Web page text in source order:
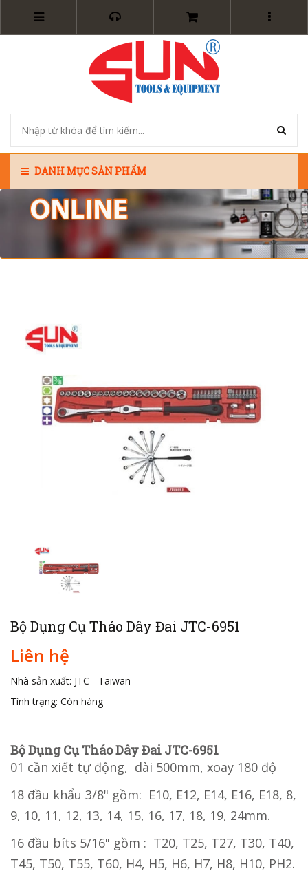
DANH MỤC SẢN PHẨM
Bộ Dụng Cụ Tháo Dây Đai JTC-6951
Liên hệ
Nhà sản xuất: JTC - Taiwan
Tình trạng: Còn hàng
Bộ Dụng Cụ Tháo Dây Đai JTC-6951
01 cần xiết tự động, dài 500mm, xoay 180 độ
18 đầu khẩu 3/8" gồm: E10, E12, E14, E16, E18, 8,
9, 10, 11, 12, 13, 14, 15, 16, 17, 18, 19, 24mm.
16 đầu bíts 5/16" gồm : T20, T25, T27, T30, T40,
T45, T50, T55, T60, H4, H5, H6, H7, H8, H10, PH2.